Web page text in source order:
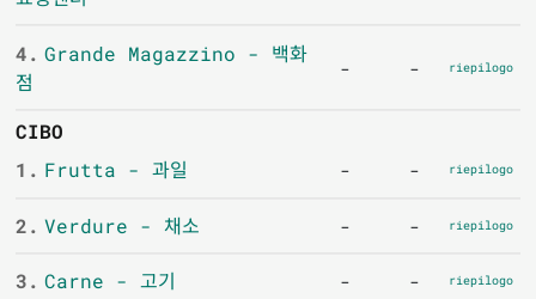
4. Grande Magazzino - 백화
점
- - riepilogo
CIBO
1. Frutta - 과일 - - riepilogo
2. Verdure - 채소 - - riepilogo
3. Carne - 고기 - - riepilogo